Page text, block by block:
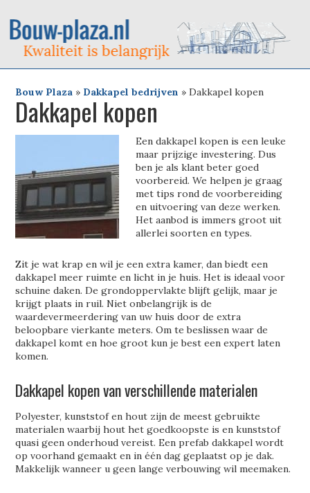
Bouw Plaza » Dakkapel bedrijven »Dakkapel kopen
Dakkapel kopen
Een dakkapel kopen is een leuke
maar prijzige investering. Dus
ben je als klant beter goed
voorbereid. We helpen je graag
met tips rond de voorbereiding
en uitvoering van deze werken.
Het aanbod is immers groot uit
allerlei soorten en types.
Zit je wat krap en wil je een extra kamer, dan biedt een
dakkapel meer ruimte en licht in je huis. Het is ideaal voor
schuine daken. De grondoppervlakte blijft gelijk, maar je
krijgt plaats in ruil. Niet onbelangrijk is de
waardevermeerdering van uw huis door de extra
beloopbare vierkante meters. Om te beslissen waar de
dakkapel komt en hoe groot kun je best een expert laten
komen.
Dakkapel kopen van verschillende materialen
Polyester, kunststof en hout zijn de meest gebruikte
materialen waarbij hout het goedkoopste is en kunststof
quasi geen onderhoud vereist. Een prefab dakkapel wordt
op voorhand gemaakt en in één dag geplaatst op je dak.
Makkelijk wanneer u geen lange verbouwing wil meemaken.